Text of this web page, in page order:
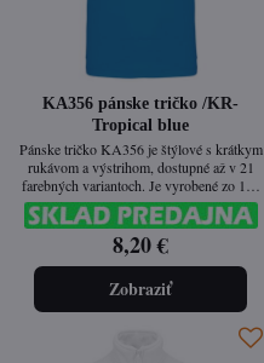
KA356 pánske tričko /KR-
Tropical blue
Pánske tričko KA356 je štýlové s krátkym
rukávom a výstrihom, dostupné až v 21
farebných variantoch. Je vyrobené zo 100
% česanej bavlny prané enzýmami, vďaka
čomu má hladký povrch, jemný dotyk a
vysokú odolnosť. Vypasovaný strih a
enzýmové pranie zaručujú dlhú životnosť a
8,20 €
Zobraziť